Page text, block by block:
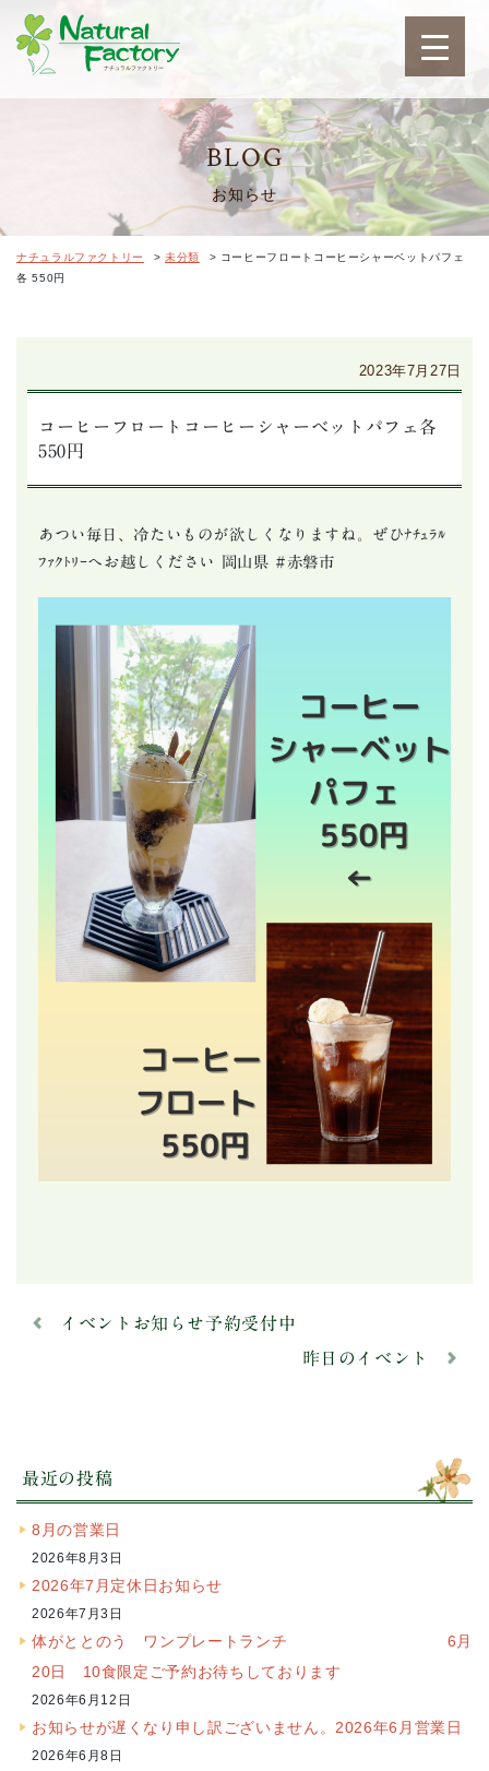
ナチュラルファクトリ
BLOG
お知らせ
ナチュラルファクトリー > 未分類 > コーヒーフロートコーヒーシャーベットパフェ
各 550円
2023年7月27日
コーヒーフロートコーヒーシャーベットパフェ各
550円
あつい毎日、冷たいものが欲しくなりますね。ぜひﾅﾁｭﾗﾙ
ﾌｧｸﾄﾘｰへお越しください 岡山県 #赤磐市
イベントお知らせ予約受付中
昨日のイベント
最近の投稿
8月の営業日
2026年8月3日
2026年7月定休日お知らせ
2026年7月3日
体がととのう ワンプレートランチ 6月
20日 10食限定ご予約お待ちしております
2026年6月12日
お知らせが遅くなり申し訳ございません。2026年6月営業日
2026年6月8日